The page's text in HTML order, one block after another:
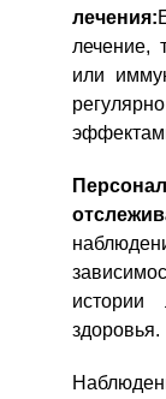
лечения:
лечение,
или
истории
здоровья.